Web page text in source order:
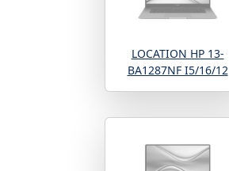
LOCATION HP 13-
BA1287NF I5/16/12